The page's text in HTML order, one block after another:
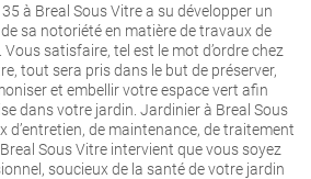
à Breal Sous Vitre a su développer un
sa notoriété en matière de travaux de
satisfaire, tel est le mot d’ordre chez
tout sera pris dans le but de préserver,
et embellir votre espace vert afin
dans votre jardin. Jardinier à Breal Sous
d’entretien, de maintenance, de traitement
Sous Vitre intervient que vous soyez
soucieux de la santé de votre jardin